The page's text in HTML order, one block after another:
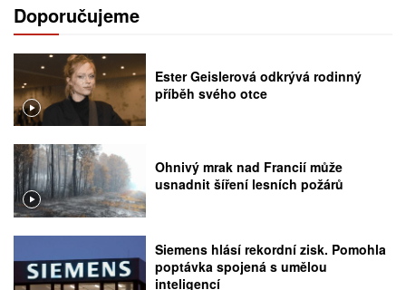
Doporučujeme
Ester Geislerová odkrývá rodinný
příběh svého otce
Ohnivý mrak nad Francií může
usnadnit šíření lesních požárů
Siemens hlásí rekordní zisk. Pomohla
poptávka spojená s umělou
inteligencí